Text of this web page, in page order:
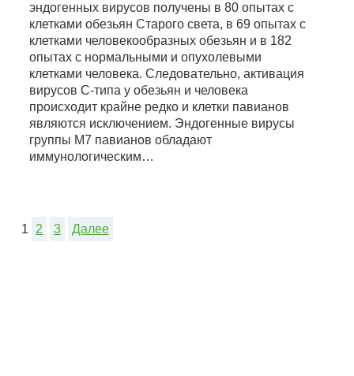
эндогенных вирусов получены в 80 опытах с
клетками обезьян Старого света, в 69 опытах с
клетками человекообразных обезьян и в 182
опытах с нормальными и опухолевыми
клетками человека. Следовательно, активация
вирусов С-типа у обезьян и человека
происходит крайне редко и клетки павианов
являются исключением. Эндогенные вирусы
группы М7 павианов обладают
иммунологическим…
1 2 3 Далее